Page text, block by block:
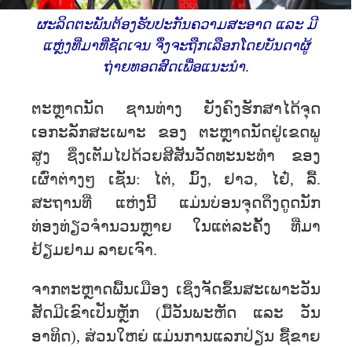
ຜະລິດຕະພັນຕ້ອງຮັບປະກັນຄວາມສະອາດ ແລະ ມີ
ແຫຼ່ງທີ່ມາທີ່ຊັດເຈນ ຈຶ່ງຈະຖືກເລືອກໂດຍບັນດາຜູ້
ຖ່າຍທອດສົດເພື່ອແນະນຳ.
ຕະຫຼາດນັດ ຊານທ່າງ ຍັງຄົງຮັກສາໄດ້ຈຸດ
ເອກະລັກສະເພາະ ຂອງ ຕະຫຼາດນັດຢູ່ເຂດພູ
ສູງ ຊຶ່ງເຕັມໄປດ້ວຍສີສັນວັດທະນະທຳ ຂອງ
ເຜົ່າຕ່າງໆ ເຊັ່ນ: ໄຕ່, ມົ້ງ, ຢາວ, ໄຢ໋, ລື້.
ສະຖານທີ່ ແຫ່ງນີ້ ແມ່ນບ່ອນຈຸດດຶງດູດນັກ
ທ່ອງທ່ຽວຈຳນວນຫຼາຍ ໃນແຕ່ລະຄັ້ງ ທີ່ມາ
ຢ້ຽມຢາມ ລາຍເຈົາ.
ຈາກຕະຫຼາດພື້ນເມືອງ ເຊິ່ງຈັດຂຶ້ນສະເພາະວັນ
ສັດມີເຂົາເປັນຫຼັກ (ມື້ວັນພະຫັດ ແລະ ວັນ
ອາທິດ), ສ່ວນໃຫຍ່ ແມ່ນການແລກປ່ຽນ ຊື້ຂາຍ